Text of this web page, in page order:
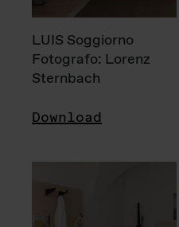
LUIS Soggiorno
Fotografo: Lorenz
Sternbach
Download